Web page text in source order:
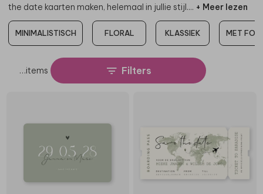
the date kaarten maken, helemaal in jullie stijl.... + Meer lezen
MINIMALISTISCH FLORAL KLASSIEK MET
…items Filters